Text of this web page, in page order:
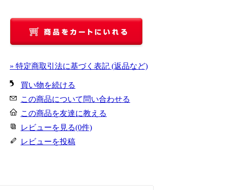
» 特定商取引法に基づく表記 (返品など)
買い物を続ける
この商品について問い合わせる
この商品を友達に教える
レビューを見る(0件)
レビューを投稿